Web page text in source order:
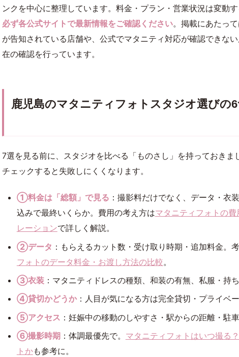
ンクを中心に整理しています。料金・プラン・営業状況は変動
必ず各公式サイトで最新情報をご確認ください。掲載にあたっ
が告知されている店舗や、公式でマタニティ対応が確認できな
在の確認を行っています。
鹿児島のマタニティフォトスタジオ選びの
7選を見る前に、スタジオを比べる「ものさし」を持っておきま
チェックすると失敗しにくくなります。
①料金は「総額」で見る ：撮影料だけでなく、データ・衣
込みで最終いくらか。費用の考え方はマタニティフォトの
レーションで詳しく解説。
②データ ：もらえるカット数・受け取り時期・追加料金。
フォトのデータ料金・お渡し方法の比較。
③衣装：マタニティドレスの種類、和装の有無、私服・持ち
④貸切かどうか：人目が気になる方は完全貸切・プライベー
⑤アクセス ：妊娠中の移動のしやすさ・駅からの距離・駐車
⑥撮影時期 ：体調最優先で。 マタニティフォトはいつ撮る
トかも参考に。